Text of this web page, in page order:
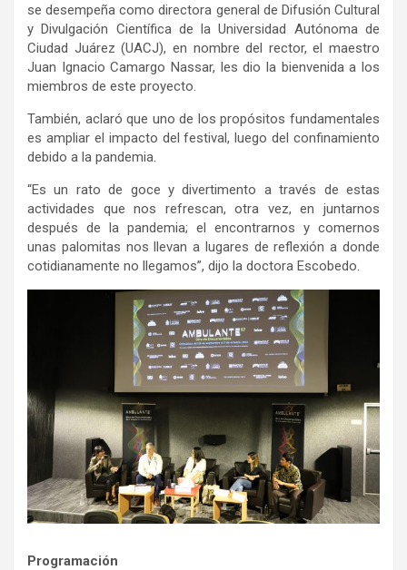
se desempeña como directora general de Difusión Cultural
y Divulgación Científica de la Universidad Autónoma de
Ciudad Juárez (UACJ), en nombre del rector, el maestro
Juan Ignacio Camargo Nassar, les dio la bienvenida a los
miembros de este proyecto.
También, aclaró que uno de los propósitos fundamentales
es ampliar el impacto del festival, luego del confinamiento
debido a la pandemia.
“Es un rato de goce y divertimento a través de estas
actividades que nos refrescan, otra vez, en juntarnos
después de la pandemia; el encontrarnos y comernos
unas palomitas nos llevan a lugares de reflexión a donde
cotidianamente no llegamos”, dijo la doctora Escobedo.
Programación